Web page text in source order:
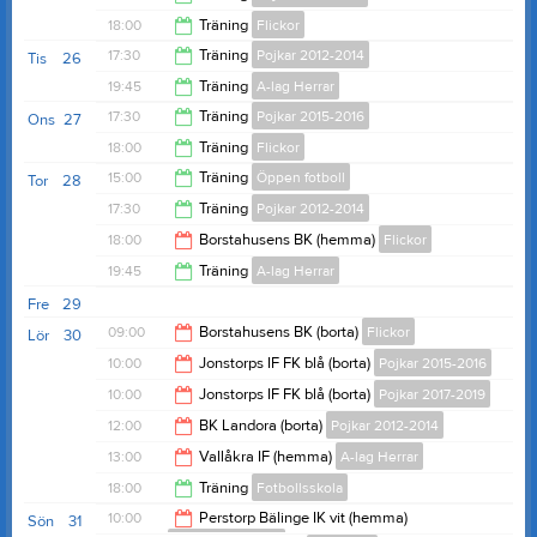
19:00
19:00
18:00 Träning Flickor
19:30
26
Tis 17:30 Träning Pojkar 2012-2014
19:00
19:45 Träning A-lag Herrar
21:30
27
Ons 17:30 Träning Pojkar 2015-2016
19:00
18:00 Träning Flickor
19:30
28
Tor 15:00 Träning Öppen fotboll
18:00
17:30 Träning Pojkar 2012-2014
19:00
18:00 Borstahusens BK (hemma) Flickor
19:45 Träning A-lag Herrar
21:15
29
Fre
30
Lör 09:00 Borstahusens BK (borta) Flickor
11:00
10:00 Jonstorps IF FK blå (borta) Pojkar 2015-2016
12:00
10:00 Jonstorps IF FK blå (borta) Pojkar 2017-2019
12:00
12:00 BK Landora (borta) Pojkar 2012-2014
14:00
13:00 Vallåkra IF (hemma) A-lag Herrar
15:00
18:00 Träning Fotbollsskola
31
Sön 10:00
Perstorp Bälinge IK vit (hemma)